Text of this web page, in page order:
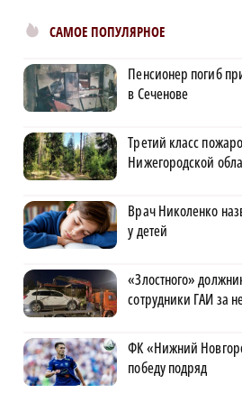
САМОЕ ПОПУЛЯРНОЕ
Пенсионер погиб
в Сеченове
Третий класс
Нижегородской
Врач Николенко
у детей
«Злостного»
сотрудники ГАИ за
ФК «Нижний
победу подряд